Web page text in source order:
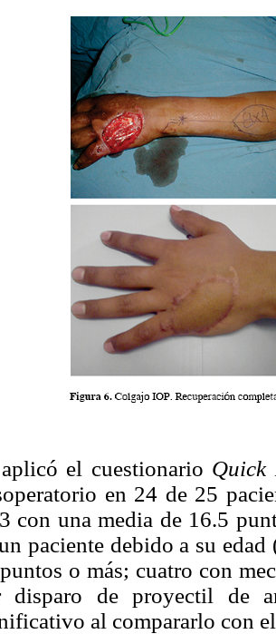
el cuestionario Quick
en 24 de 25
con una media de 16.5
paciente debido a su
o más; cuatro con
disparo de proyectil de
al compararlo con